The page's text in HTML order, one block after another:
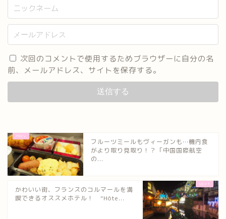
次回のコメントで使用するためブラウザーに自分の名
前、メールアドレス、サイトを保存する。
フルーツミールもヴィーガンも…機内食
がより取り見取り！？「中国国際航空
の...
かわいい街、フランスのコルマールを満
喫できるオススメホテル！ ”Hôte...